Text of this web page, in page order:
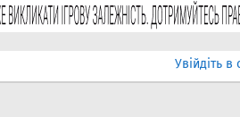
Увійдіть в